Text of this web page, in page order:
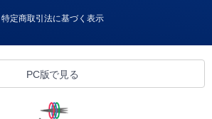
特定商取引法に基づく表示
PC版で見る